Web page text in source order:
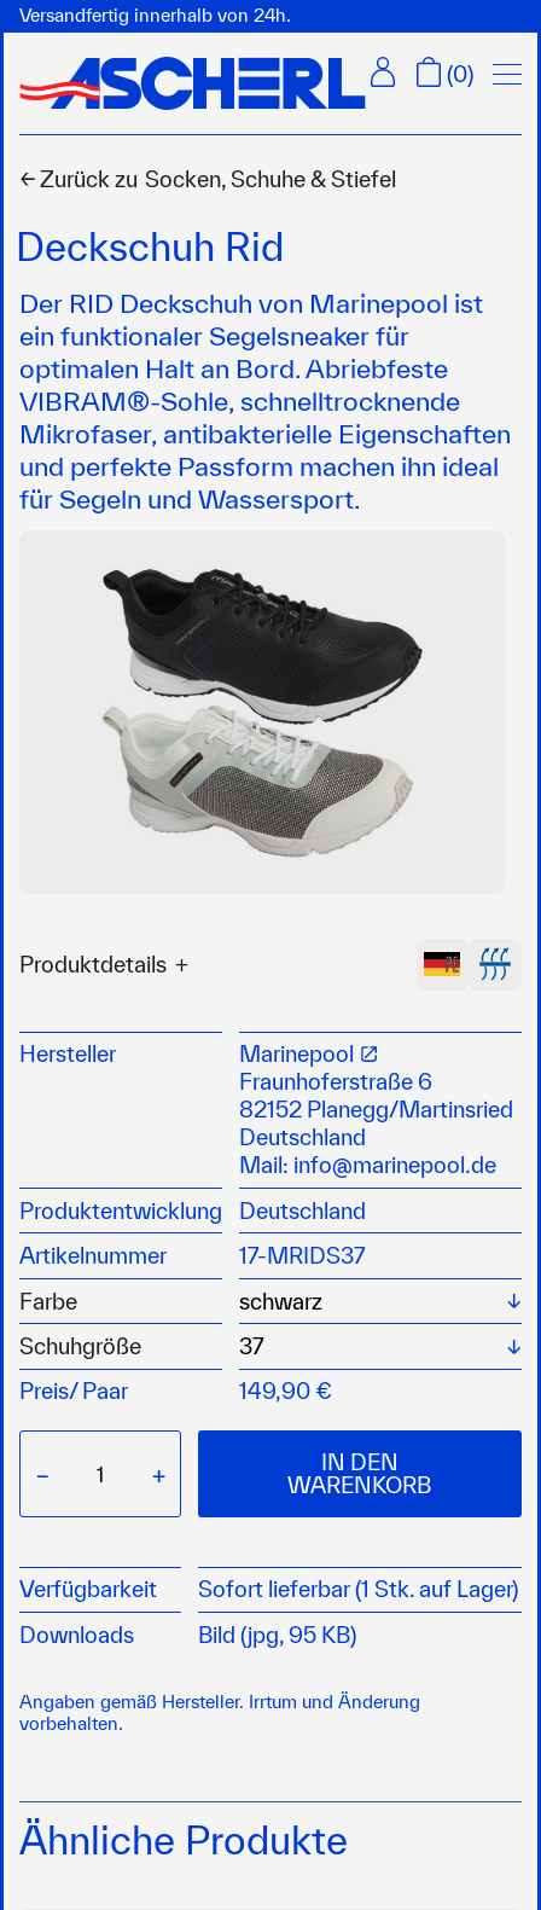
Versandfertig innerhalb von 24h.
(0)
← Zurück zu Socken, Schuhe & Stiefel
Deckschuh Rid
Der RID Deckschuh von Marinepool ist
ein funktionaler Segelsneaker für
optimalen Halt an Bord. Abriebfeste
VIBRAM®-Sohle, schnelltrocknende
Mikrofaser, antibakterielle Eigenschaften
und perfekte Passform machen ihn ideal
für Segeln und Wassersport.
Produktdetails
Segelsneaker von Marinepool
das synthetische Gewebe bietet in
Kombination mit einer speziellen abriebfesten
VIBRAM®-Gummisohle auch in extremen
Situationen optimalen Halt auf dem Deck
darüber hinaus bietet eine abriebfeste Spitze
optimalen Schutz der Zehen
zusammen mit der superschnell trocknenden
Außenmikrofaser aus atmungsaktivem Stoff
wirkt der Schuh antibakteriell und
geruchsneutral
darüber hinaus hat der Funktionsschuh eine
optimale Passform
Hersteller
Marinepool
Fraunhoferstraße 6
82152 Planegg/Martinsried
Deutschland
Mail: info@marinepool.de
Produktentwicklung
Deutschland
Artikelnummer
17-MRIDS37
Farbe
Schuhgröße
Preis/Paar 149,90 €
− +
IN DEN
WARENKORB
Verfügbarkeit
Sofort lieferbar (1 Stk. auf Lager)
Downloads
Bild (jpg, 95 KB)
Angaben gemäß Hersteller. Irrtum und Änderung
vorbehalten.
Ähnliche Produkte